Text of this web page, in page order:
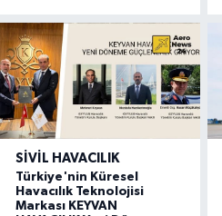
SIVIL HAVACILIK
Türkiye'nin Küresel
Havacılık Teknolojisi
Markası KEYVAN